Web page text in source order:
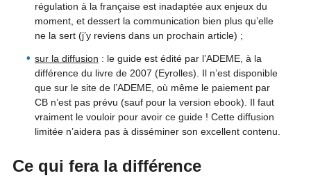
régulation à la française est inadaptée aux enjeux du
moment, et dessert la communication bien plus qu’elle
ne la sert (j’y reviens dans un prochain article) ;
sur la diffusion : le guide est édité par l’ADEME, à la
différence du livre de 2007 (Eyrolles). Il n’est disponible
que sur le site de l’ADEME, où même le paiement par
CB n’est pas prévu (sauf pour la version ebook). Il faut
vraiment le vouloir pour avoir ce guide ! Cette diffusion
limitée n’aidera pas à disséminer son excellent contenu.
Ce qui fera la différence